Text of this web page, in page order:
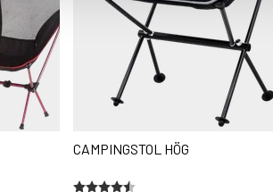
CAMPINGSTOL HÖG
Betyg:
4.5 utav 5 stjärnor